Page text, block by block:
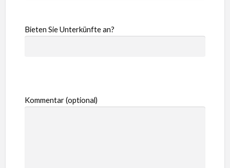
Bieten Sie Unterkünfte an?
Kommentar (optional)